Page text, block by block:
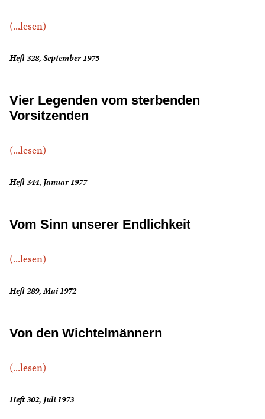
(...lesen)
Heft 328, September 1975
Vier Legenden vom sterbenden
Vorsitzenden
(...lesen)
Heft 344, Januar 1977
Vom Sinn unserer Endlichkeit
(...lesen)
Heft 289, Mai 1972
Von den Wichtelmännern
(...lesen)
Heft 302, Juli 1973